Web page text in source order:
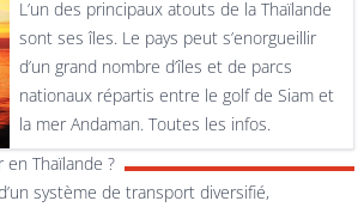
L’un des principaux atouts de la Thaïlande
sont ses îles. Le pays peut s’enorgueillir
d’un grand nombre d’îles et de parcs
nationaux répartis entre le golf de Siam et
la mer Andaman. Toutes les infos.
Thaïlande ?
système de transport diversifié,